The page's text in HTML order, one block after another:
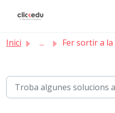
Inici ... Fer sortir a la pissarra